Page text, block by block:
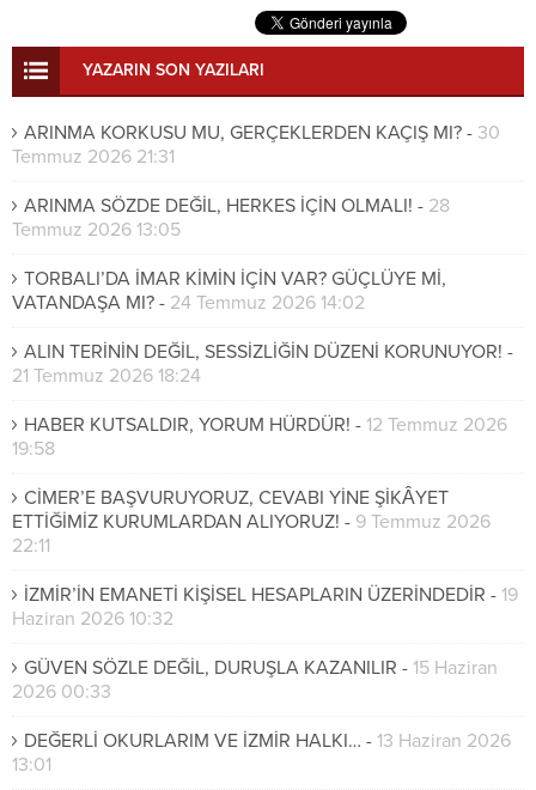
YAZARIN SON YAZILARI
ARINMA KORKUSU MU, GERÇEKLERDEN KAÇIŞ MI? - 30
Temmuz 2026 21:31
ARINMA SÖZDE DEĞİL, HERKES İÇİN OLMALI! - 28
Temmuz 2026 13:05
TORBALI’DA İMAR KİMİN İÇİN VAR? GÜÇLÜYE Mİ,
VATANDAŞA MI? - 24 Temmuz 2026 14:02
ALIN TERİNİN DEĞİL, SESSİZLİĞİN DÜZENİ KORUNUYOR! -
21 Temmuz 2026 18:24
HABER KUTSALDIR, YORUM HÜRDÜR! - 12 Temmuz 2026
19:58
CİMER’E BAŞVURUYORUZ, CEVABI YİNE ŞİKÂYET
ETTİĞİMİZ KURUMLARDAN ALIYORUZ! - 9 Temmuz 2026
22:11
İZMİR’İN EMANETİ KİŞİSEL HESAPLARIN ÜZERİNDEDİR - 19
Haziran 2026 10:32
GÜVEN SÖZLE DEĞİL, DURUŞLA KAZANILIR - 15 Haziran
2026 00:33
DEĞERLİ OKURLARIM VE İZMİR HALKI… - 13 Haziran 2026
13:01